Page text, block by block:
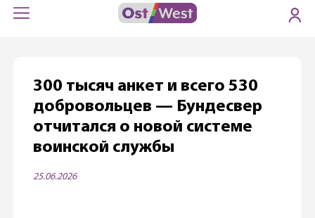
300 тысяч анкет и всего 530
добровольцев — Бундесвер
отчитался о новой системе
воинской службы
25.06.2026